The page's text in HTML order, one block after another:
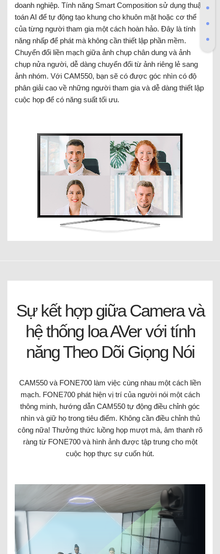
doanh nghiệp. Tính năng Smart Composition sử dụng thuật
toán AI để tự động tạo khung cho khuôn mặt hoặc cơ thể
của từng người tham gia một cách hoàn hảo. Đây là tính
năng nhấp để phát mà không cần thiết lập phần mềm.
Chuyển đổi liền mạch giữa ảnh chụp chân dung và ảnh
chụp nửa người, dễ dàng chuyển đổi từ ảnh riêng lẻ sang
ảnh nhóm. Với CAM550, bạn sẽ có được góc nhìn có độ
phân giải cao về những người tham gia và dễ dàng thiết lập
cuộc họp để có năng suất tối ưu.
Sự kết hợp giữa Camera và
hệ thống loa AVer với tính
năng Theo Dõi Giọng Nói
CAM550 và FONE700 làm việc cùng nhau một cách liền
mạch. FONE700 phát hiện vị trí của người nói một cách
thông minh, hướng dẫn CAM550 tự động điều chỉnh góc
nhìn và giữ họ trong tiêu điểm. Không cần điều chỉnh thủ
công nữa! Thưởng thức luồng họp mượt mà, âm thanh rõ
ràng từ FONE700 và hình ảnh được tập trung cho một
cuộc họp thực sự cuốn hút.